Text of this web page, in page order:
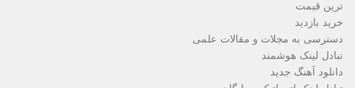
ترین قیمت
خرید بازدید
دسترسی به مجلات و مقالات علمی
تبادل لینک هوشمند
دانلود آهنگ جدید